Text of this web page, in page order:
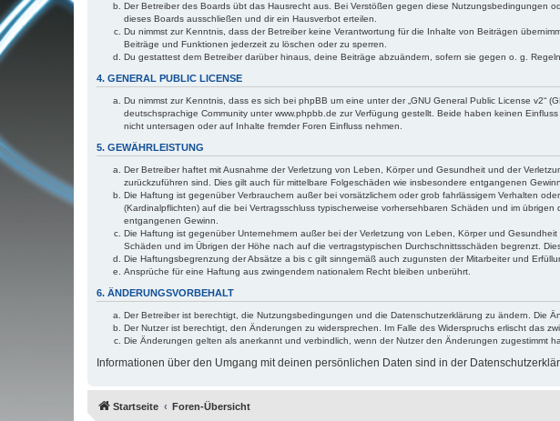
Der Betreiber des Boards übt das Hausrecht aus. Bei Verstößen gegen diese Nutzungsbedingungen
dieses Boards ausschließen und dir ein Hausverbot erteilen.
Du nimmst zur Kenntnis, dass der Betreiber keine Verantwortung für die Inhalte von Beiträgen
Beiträge und Funktionen jederzeit zu löschen oder zu sperren.
Du gestattest dem Betreiber darüber hinaus, deine Beiträge abzuändern, sofern sie gegen o. g.
4. GENERAL PUBLIC LICENSE
Du nimmst zur Kenntnis, dass es sich bei phpBB um eine unter der „ GNU General Public License v2“
deutschsprachige Community unter www.phpbb.de zur Verfügung gestellt. Beide haben keinen
nicht untersagen oder auf Inhalte fremder Foren Einfluss nehmen.
5. GEWÄHRLEISTUNG
Der Betreiber haftet mit Ausnahme der Verletzung von Leben, Körper und Gesundheit und der
zurückzuführen sind. Dies gilt auch für mittelbare Folgeschäden wie insbesondere entgangenen Gewinn.
Die Haftung ist gegenüber Verbrauchern außer bei vorsätzlichem oder grob fahrlässigem Verhalten
(Kardinalpflichten) auf die bei Vertragsschluss typischerweise vorhersehbaren Schäden und im
entgangenen Gewinn.
Die Haftung ist gegenüber Unternehmern außer bei der Verletzung von Leben, Körper und
Schäden und im Übrigen der Höhe nach auf die vertragstypischen Durchschnittsschäden begrenzt.
Die Haftungsbegrenzung der Absätze a bis c gilt sinngemäß auch zugunsten der Mitarbeiter und
Ansprüche für eine Haftung aus zwingendem nationalem Recht bleiben unberührt.
6. ÄNDERUNGSVORBEHALT
Der Betreiber ist berechtigt, die Nutzungsbedingungen und die Datenschutzerklärung zu ändern. Die
Der Nutzer ist berechtigt, den Änderungen zu widersprechen. Im Falle des Widerspruchs erlischt das
Die Änderungen gelten als anerkannt und verbindlich, wenn der Nutzer den Änderungen zugestimmt
Informationen über den Umgang mit deinen persönlichen Daten sind in der
Startseite Foren-Übersicht